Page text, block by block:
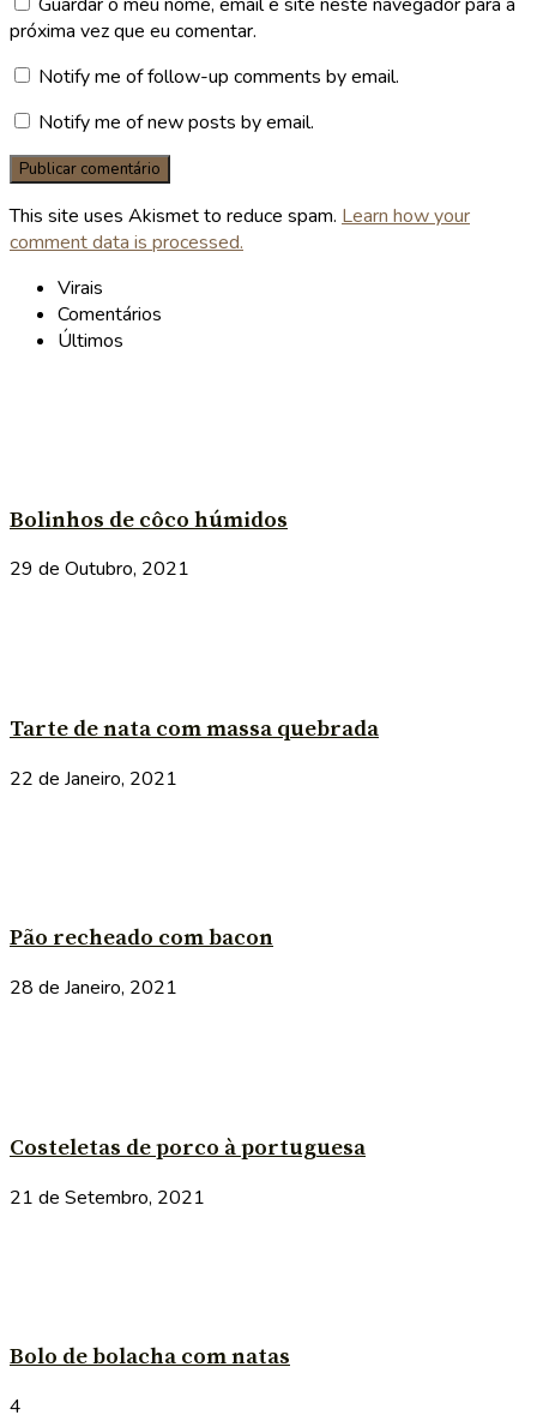
próxima vez que eu comentar.
Notify me of follow-up comments by email.
Notify me of new posts by email.
This site uses Akismet to reduce spam. Learn how your
comment data is processed.
Virais
Comentários
Últimos
Bolinhos de côco húmidos
29 de Outubro, 2021
Tarte de nata com massa quebrada
22 de Janeiro, 2021
Pão recheado com bacon
28 de Janeiro, 2021
Costeletas de porco à portuguesa
21 de Setembro, 2021
Bolo de bolacha com natas
4